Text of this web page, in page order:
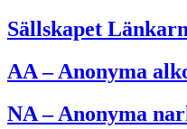
Sällskapet
AA – Anonyma
NA – Anonyma